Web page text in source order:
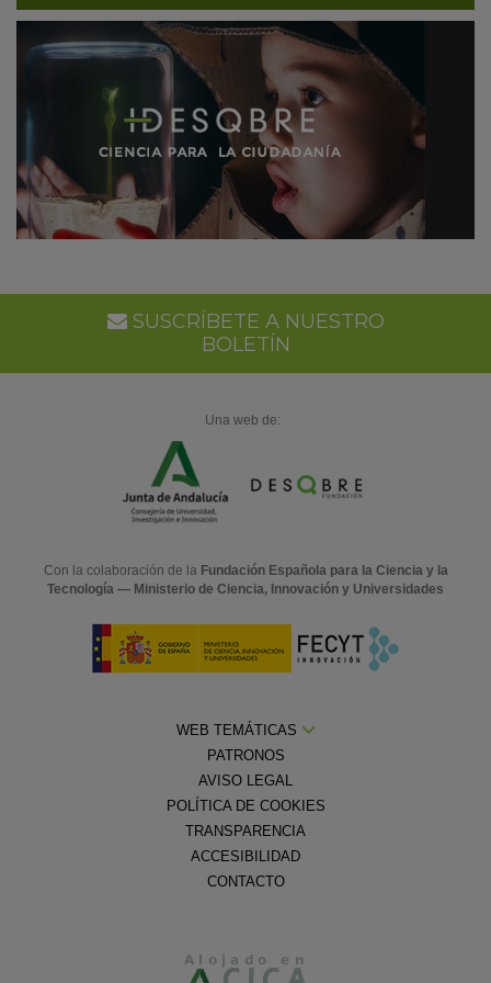
SUSCRÍBETE A NUESTRO
BOLETÍN
Una web de:
Con la colaboración de la Fundación Española para la Ciencia y la
Tecnología — Ministerio de Ciencia, Innovación y Universidades
WEB TEMÁTICAS
PATRONOS
AVISO LEGAL
POLÍTICA DE COOKIES
TRANSPARENCIA
ACCESIBILIDAD
CONTACTO